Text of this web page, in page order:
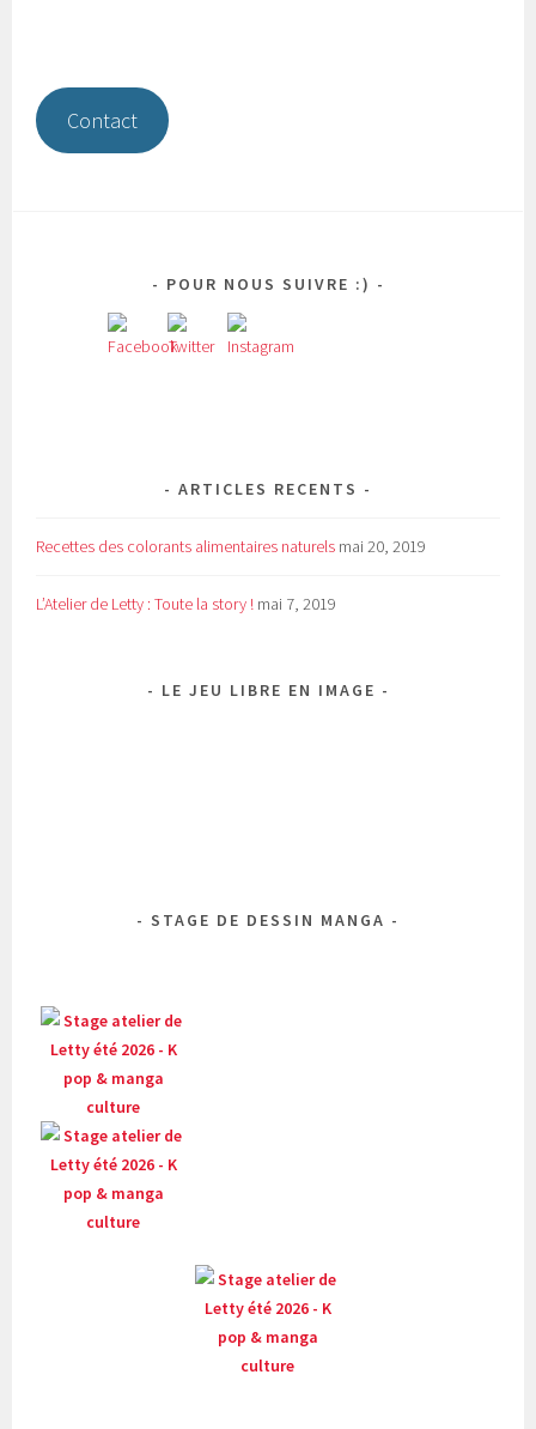
Contact
POUR NOUS SUIVRE :)
ARTICLES RECENTS
Recettes des colorants alimentaires naturels mai 20, 2019
L’Atelier de Letty : Toute la story ! mai 7, 2019
LE JEU LIBRE EN IMAGE
STAGE DE DESSIN MANGA